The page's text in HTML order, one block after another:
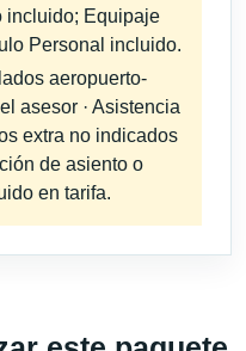
incluido; Equipaje
Personal incluido.
aeropuerto-
asesor · Asistencia
extra no indicados
de asiento o
en tarifa.